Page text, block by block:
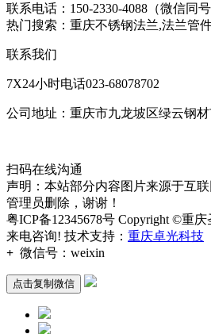
联系电话：150-2330-4088（微信同号
热门搜索：重庆不锈钢法兰,法兰管
联系我们
7X24小时电话023-68078702
公司地址：重庆市九龙坡区绿云钢
扫码在线沟通
声明：本站部分内容图片来源于互
管理员删除，谢谢！
粤ICP备12345678号 Copyright ©重
来电咨询! 技术支持： 重庆卓光科技
+ 微信号： weixin
点击复制微信